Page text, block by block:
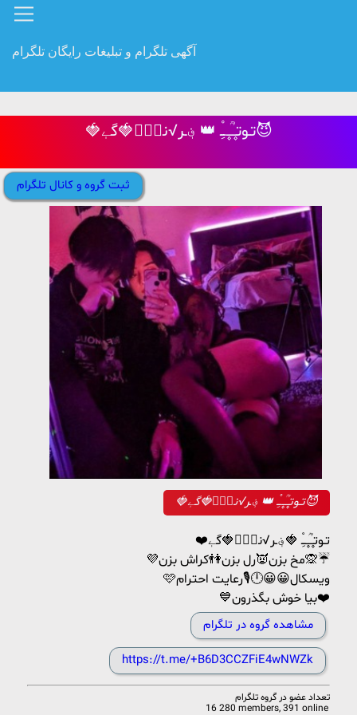
آگهی تلگرام و تبلیغات رایگان تلگرام
🍓تـوتـ۪۪ـؒؔـ۪۪ـِْ 👑 ؋ـر√نـ۪ٞ🍓گےٖ😈
ثبت گروه و کانال تلگرام
🍓تـوتـ۪۪ـؒؔـ۪۪ـِْ 👑 ؋ـر√نـ۪ٞ🍓گےٖ😈
❤️تـوتـ۪۪ـؒؔـ۪۪ـِْ 🍓؋ـر√نـ۪ٞ🍓گےٖ
💜مخ بزن👿رل بزن👫کراش بزن🙊☔️
🩷ویسکال😀😀🕛🎙رعایت احترام
💙بیا خوش بگذرون❤️
مشاهده گروه در تلگرام
https://t.me/+B6D3CCZFiE4wNWZk
تعداد عضو در گروه تلگرام
16 280 members, 391 online